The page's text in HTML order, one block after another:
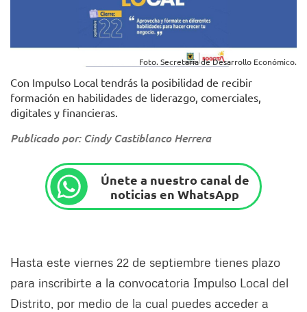
Foto. Secretaría de Desarrollo Económico.
Con Impulso Local tendrás la posibilidad de recibir
formación en habilidades de liderazgo, comerciales,
digitales y financieras.
Publicado por: Cindy Castiblanco Herrera
Únete a nuestro canal de
noticias en WhatsApp
Hasta este viernes 22 de septiembre tienes plazo
para inscribirte a la convocatoria Impulso Local del
Distrito, por medio de la cual puedes acceder a